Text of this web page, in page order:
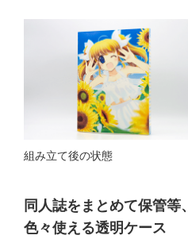
組み立て後の状態
同人誌をまとめて保管等、
色々使える透明ケース